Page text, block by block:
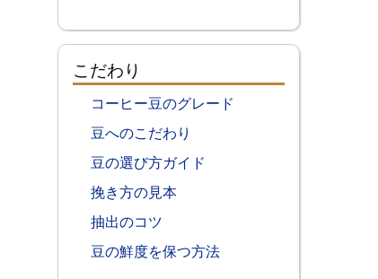
こだわり
コーヒー豆のグレード
豆へのこだわり
豆の選び方ガイド
挽き方の見本
抽出のコツ
豆の鮮度を保つ方法